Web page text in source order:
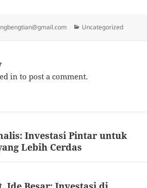
Categories
Uncategorized
in to post a comment.
Investasi Pintar untuk
Lebih Cerdas